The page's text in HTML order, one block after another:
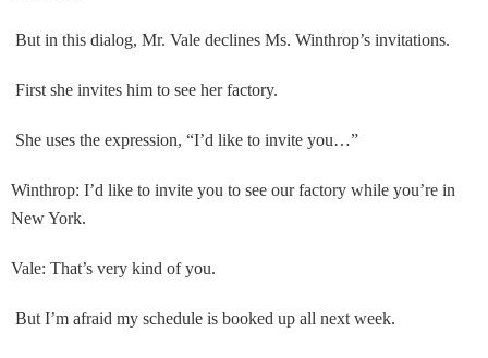
But in this dialog, Mr. Vale declines Ms. Winthrop’s invitations.
First she invites him to see her factory.
She uses the expression, “I’d like to invite you…”
Winthrop: I’d like to invite you to see our factory while you’re in
New York.
Vale: That’s very kind of you.
But I’m afraid my schedule is booked up all next week.